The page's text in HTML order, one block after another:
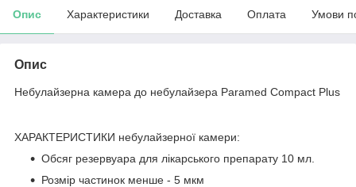
Опис Характеристики Доставка Оплата Умови
Опис
Небулайзерна камера до небулайзера Paramed Compact Plus
ХАРАКТЕРИСТИКИ небулайзерної камери:
Обсяг резервуара для лікарського препарату 10 мл.
Розмір частинок менше - 5 мкм